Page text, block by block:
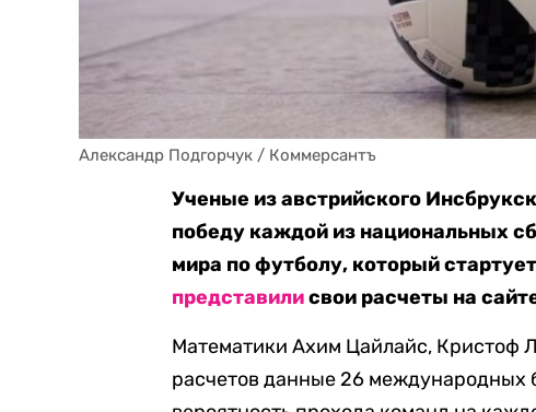
Александр Подгорчук / Коммерсантъ
Ученые из австрийского
победу каждой из национальных
мира по футболу, который
представилисвои расчеты на
Математики Ахим Цайлайс, Кристоф
расчетов данные 26 международных